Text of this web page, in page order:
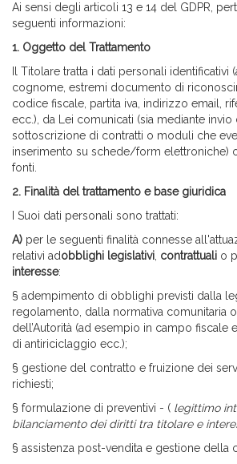
Ai sensi degli articoli 13 e 14 del GDPR,
seguenti informazioni:
1. Oggetto del Trattamento
Il Titolare tratta i dati personali identificativi
cognome, estremi documento di
codice fiscale, partita iva, indirizzo email,
ecc.), da Lei comunicati (sia mediante invio
sottoscrizione di contratti o moduli che
inserimento su schede/form elettroniche)
fonti.
2. Finalità del trattamento e base giuridica
I Suoi dati personali sono trattati:
A) per le seguenti finalità connesse
relativi adobblighi legislativi contrattuali o
interesse:
§ adempimento di obblighi previsti dalla
regolamento, dalla normativa comunitaria
dell’Autorità (ad esempio in campo fiscale
di antiriciclaggio ecc.);
§ gestione del contratto e fruizione dei
richiesti;
§ formulazione di preventivi - ( legittimo
bilanciamento dei diritti tra titolare e
§ assistenza post-vendita e gestione della